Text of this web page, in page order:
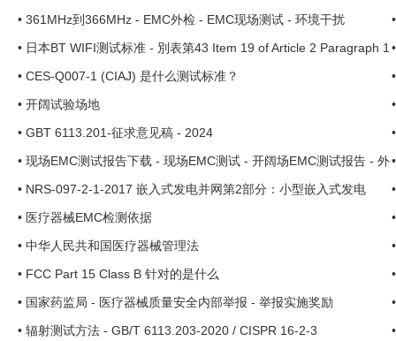
• 361MHz到366MHz - EMC外检 - EMC现场测试 - 环境干扰
• 日本BT WIFI测试标准 - 別表第43 Item 19 of Article 2 Paragraph 1
• CES-Q007-1 (CIAJ) 是什么测试标准？
• 开阔试验场地
• GBT 6113.201-征求意见稿 - 2024
• 现场EMC测试报告下载 - 现场EMC测试 - 开阔场EMC测试报告 - 外
检EMC报告 - EMC外检 ...
• NRS-097-2-1-2017 嵌入式发电并网第2部分：小型嵌入式发电
• 医疗器械EMC检测依据
• 中华人民共和国医疗器械管理法
• FCC Part 15 Class B 针对的是什么
• 国家药监局 - 医疗器械质量安全内部举报 - 举报实施奖励
• 辐射测试方法 - GB/T 6113.203-2020 / CISPR 16-2-3